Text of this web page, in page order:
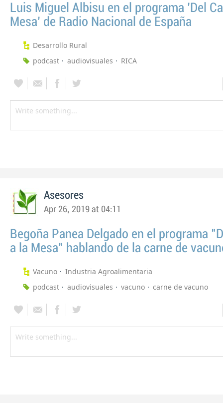
Luis Miguel Albisu en el programa 'Del
Mesa' de Radio Nacional de España
Desarrollo Rural
podcast
audiovisuales RICA
Asesores
Apr 26, 2019 at 04:11
Begoña Panea Delgado en el programa
a la Mesa" hablando de la carne de
Vacuno
Industria Agroalimentaria
podcast
audiovisuales vacuno carne de vacuno